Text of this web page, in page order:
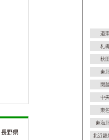
長野県
道
札
秋
東
関
中
東
東海
北近畿